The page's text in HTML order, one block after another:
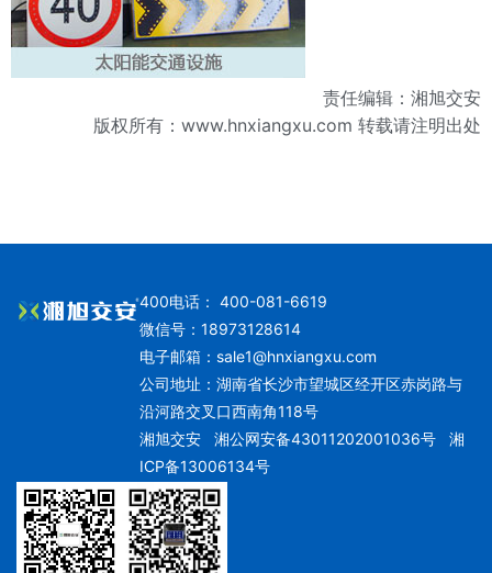
责任编辑：湘旭交安
版权所有： www.hnxiangxu.com 转载请注明出处
400电话： 400-081-6619
微信号：18973128614
电子邮箱： sale1@hnxiangxu.com
公司地址：湖南省长沙市望城区经开区赤岗路与
沿河路交叉口西南角118号
湘旭交安湘公网安备43011202001036号
湘
ICP备13006134号